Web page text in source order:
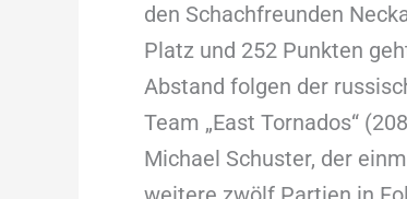
den Schachfreunden
Platz und 252 Punkten
Abstand folgen der
Team „East Tornados“
Michael Schuster, der